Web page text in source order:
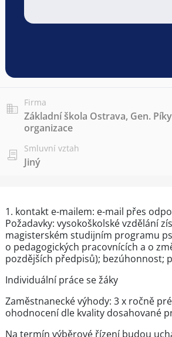
Firma
Základní škola Ostrava, Gen.
organizace
Smluvní vztah
Jiný
1. kontakt e-mailem: e-mail přes
Požadavky: vysokoškolské vzdělání
magisterském studijním programu
o pedagogických pracovnících a o
pozdějších předpisů); bezúhonnost;
Individuální práce se žáky
Zaměstnanecké výhody: 3 x ročně
ohodnocení dle kvality dosahované
Na termín výběrové řízení budou